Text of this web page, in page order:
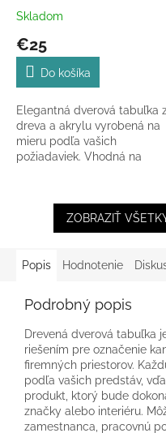
Skladom
€25
Do košíka
Elegantná dverová tabuľka
dreva a akrylu vyrobená na
mieru podľa vašich
požiadaviek. Vhodná na
ZOBRAZIŤ
Popis Hodnotenie
Podrobný popis
Drevená dverová tabuľka
riešením pre označenie
firemných priestorov.
podľa vašich predstáv,
produkt, ktorý bude
značky alebo interiéru.
zamestnanca, pracovnú